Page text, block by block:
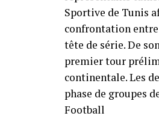
Sportive de Tunis
confrontation entre
tête de série. De
premier tour
continentale. Les
phase de groupes
Football⁠